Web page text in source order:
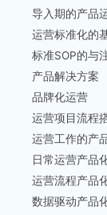
导入期的产品
运营标准化的
标准SOP的与
产品解决方案
品牌化运营
运营项目流程
运营工作的产
日常运营产品
运营流程产品
数据驱动产品